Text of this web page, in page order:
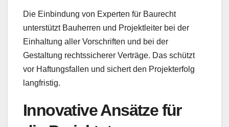
Die Einbindung von Experten für Baurecht
unterstützt Bauherren und Projektleiter bei der
Einhaltung aller Vorschriften und bei der
Gestaltung rechtssicherer Verträge. Das schützt
vor Haftungsfallen und sichert den Projekterfolg
langfristig.
Innovative Ansätze für